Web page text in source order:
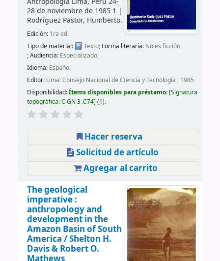
28 de noviembre de 1985 1 |
Rodríguez Pastor, Humberto.
Edición: 1ra ed.
Tipo de material:
Texto; Forma literaria: No es ficción
; Audiencia: Especializado;
Idioma: Español
Editor: Lima: Consejo Nacional de CIencia y Tecnología , 1985
Disponibilidad:Ítems disponibles para préstamo: Signatura
topográfica:C GN 3 .C74 (1).
Hacer reserva
Solicitud de artículo
Agregar al carrito
The geological
imperative :
anthropology and
development in the
Amazon Basin of South
America /Shelton H.
Davis & Robert O.